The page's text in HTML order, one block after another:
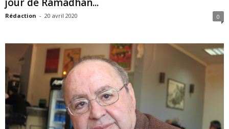
Rédaction - 20 avril 2020 0